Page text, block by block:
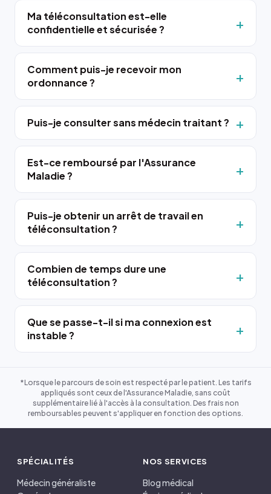
Ma téléconsultation est-elle
confidentielle et sécurisée ?
Comment puis-je recevoir mon
ordonnance ?
Puis-je consulter sans médecin traitant ?
Est-ce remboursé par l'Assurance
Maladie ?
Puis-je obtenir un arrêt de travail en
téléconsultation ?
Combien de temps dure une
téléconsultation ?
Que se passe-t-il si ma connexion est
instable ?
*Lorsque le parcours de soin est respecté par le patient. Les tarifs
appliqués sont ceux de l'Assurance Maladie, sans coût
supplémentaire lié à l'accès à la consultation. Des frais non
remboursables peuvent s'appliquer en fonction des options.
SPÉCIALITÉS
Médecin généraliste
NOS SERVICES
Blog médical